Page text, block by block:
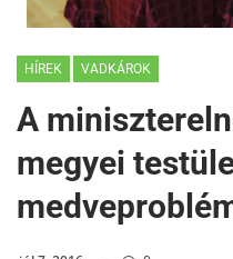
HÍREK VADKÁROK
A
megyei